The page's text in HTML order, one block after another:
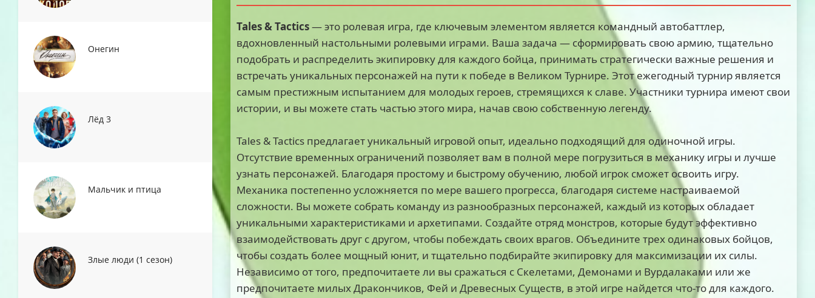
Онегин
Лёд 3
Мальчик и птица
Злые люди (1 сезон)
Tales & Tactics— это ролевая игра, где ключевым элементом является командный автобаттлер,
вдохновленный настольными ролевыми играми. Ваша задача — сформировать свою армию, тщательно
подобрать и распределить экипировку для каждого бойца, принимать стратегически важные решения и
встречать уникальных персонажей на пути к победе в Великом Турнире. Этот ежегодный турнир является
самым престижным испытанием для молодых героев, стремящихся к славе. Участники турнира имеют свои
истории, и вы можете стать частью этого мира, начав свою собственную легенду.
Tales & Tactics предлагает уникальный игровой опыт, идеально подходящий для одиночной игры.
Отсутствие временных ограничений позволяет вам в полной мере погрузиться в механику игры и лучше
узнать персонажей. Благодаря простому и быстрому обучению, любой игрок сможет освоить игру.
Механика постепенно усложняется по мере вашего прогресса, благодаря системе настраиваемой
сложности. Вы можете собрать команду из разнообразных персонажей, каждый из которых обладает
уникальными характеристиками и архетипами. Создайте отряд монстров, которые будут эффективно
взаимодействовать друг с другом, чтобы побеждать своих врагов. Объедините трех одинаковых бойцов,
чтобы создать более мощный юнит, и тщательно подбирайте экипировку для максимизации их силы.
Независимо от того, предпочитаете ли вы сражаться с Скелетами, Демонами и Вурдалаками или же
предпочитаете милых Дракончиков, Фей и Древесных Существ, в этой игре найдется что-то для каждого.